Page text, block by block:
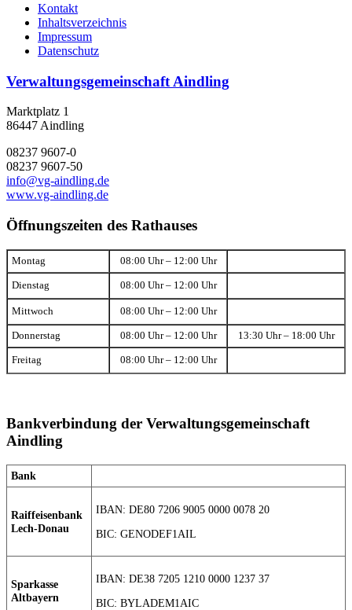
Kontakt
Inhaltsverzeichnis
Impressum
Datenschutz
Verwaltungsgemeinschaft Aindling
Marktplatz 1
86447 Aindling
08237 9607-0
08237 9607-50
info@vg-aindling.de
www.vg-aindling.de
Öffnungszeiten des Rathauses
Montag 08:00 Uhr – 12:00 Uhr
Dienstag 08:00 Uhr – 12:00 Uhr
Mittwoch 08:00 Uhr – 12:00 Uhr
Donnerstag 08:00 Uhr – 12:00 Uhr 13:30 Uhr – 18:00 Uhr
Freitag 08:00 Uhr – 12:00 Uhr
Bankverbindung der Verwaltungsgemeinschaft
Aindling
Bank
Raiffeisenbank
Lech-Donau
IBAN: DE80 7206 9005 0000 0078 20
BIC: GENODEF1AIL
Sparkasse
Altbayern
IBAN: DE38 7205 1210 0000 1237 37
BIC: BYLADEM1AIC